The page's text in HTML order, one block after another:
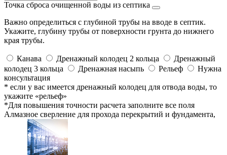
Точка сброса очищенной воды из септика
Важно определиться с глубиной трубы на вводе в септик.
Укажите, глубину трубы от поверхности грунта до нижнего
края трубы.
Канава Дренажный колодец 2 кольца
Дренажный
колодец 3 кольца
Дренажная насыпь Рельеф
Нужна
консультация
* если у вас имеется дренажный колодец для отвода воды, то
укажите «рельеф»
*Для повышения точности расчета заполните все поля
Алмазное сверление для прохода перекрытий и фундамента,